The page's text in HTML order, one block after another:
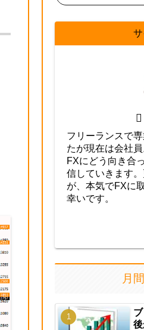
フリーランスで
たが現在は会社
FXにどう向き合
信していきます
が、本気でFXに
幸いです。
月